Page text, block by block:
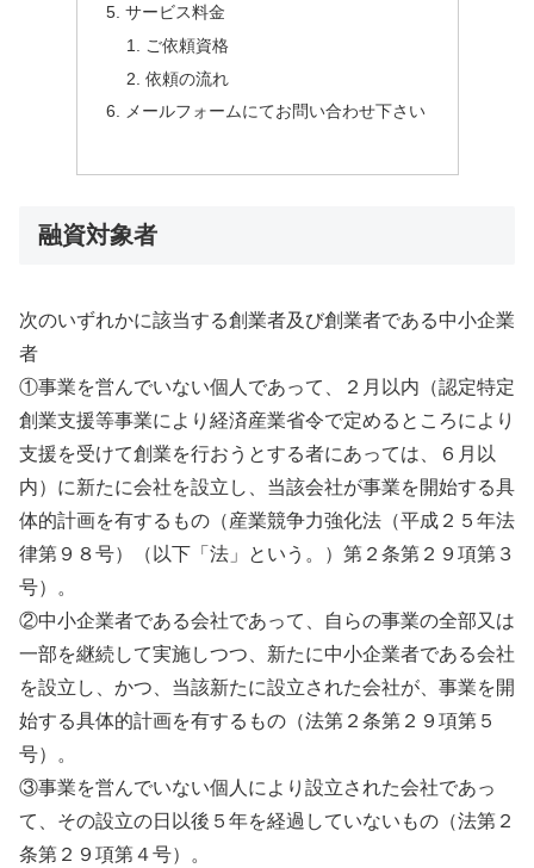
サービス料金
ご依頼資格
依頼の流れ
メールフォームにてお問い合わせ下さい
融資対象者
次のいずれかに該当する創業者及び創業者である中小企業
者
①事業を営んでいない個人であって、２月以内（認定特定
創業支援等事業により経済産業省令で定めるところにより
支援を受けて創業を行おうとする者にあっては、６月以
内）に新たに会社を設立し、当該会社が事業を開始する具
体的計画を有するもの（産業競争力強化法（平成２５年法
律第９８号）（以下「法」という。）第２条第２９項第３
号）。
②中小企業者である会社であって、自らの事業の全部又は
一部を継続して実施しつつ、新たに中小企業者である会社
を設立し、かつ、当該新たに設立された会社が、事業を開
始する具体的計画を有するもの（法第２条第２９項第５
号）。
③事業を営んでいない個人により設立された会社であっ
て、その設立の日以後５年を経過していないもの（法第２
条第２９項第４号）。